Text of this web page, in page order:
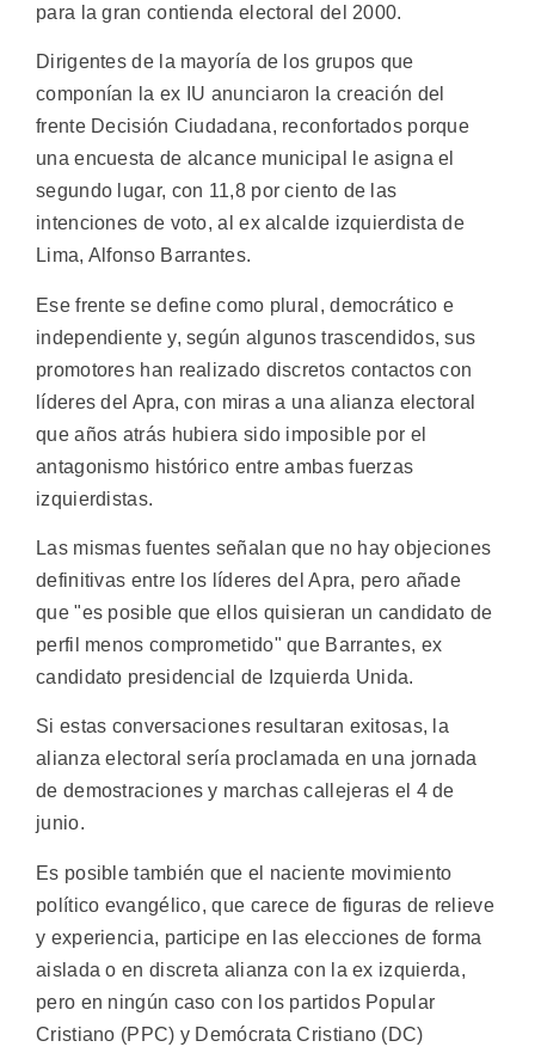
para la gran contienda electoral del 2000.
Dirigentes de la mayoría de los grupos que
componían la ex IU anunciaron la creación del
frente Decisión Ciudadana, reconfortados porque
una encuesta de alcance municipal le asigna el
segundo lugar, con 11,8 por ciento de las
intenciones de voto, al ex alcalde izquierdista de
Lima, Alfonso Barrantes.
Ese frente se define como plural, democrático e
independiente y, según algunos trascendidos, sus
promotores han realizado discretos contactos con
líderes del Apra, con miras a una alianza electoral
que años atrás hubiera sido imposible por el
antagonismo histórico entre ambas fuerzas
izquierdistas.
Las mismas fuentes señalan que no hay objeciones
definitivas entre los líderes del Apra, pero añade
que "es posible que ellos quisieran un candidato de
perfil menos comprometido" que Barrantes, ex
candidato presidencial de Izquierda Unida.
Si estas conversaciones resultaran exitosas, la
alianza electoral sería proclamada en una jornada
de demostraciones y marchas callejeras el 4 de
junio.
Es posible también que el naciente movimiento
político evangélico, que carece de figuras de relieve
y experiencia, participe en las elecciones de forma
aislada o en discreta alianza con la ex izquierda,
pero en ningún caso con los partidos Popular
Cristiano (PPC) y Demócrata Cristiano (DC)